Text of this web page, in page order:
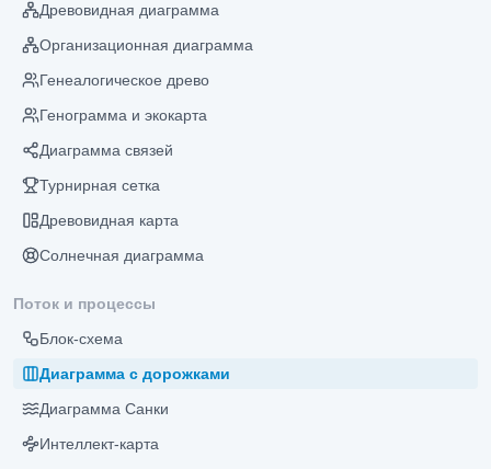
Древовидная диаграмма
Организационная диаграмма
Генеалогическое древо
Генограмма и экокарта
Диаграмма связей
Турнирная сетка
Древовидная карта
Солнечная диаграмма
Поток и процессы
Блок-схема
Диаграмма с дорожками
Диаграмма Санки
Интеллект-карта